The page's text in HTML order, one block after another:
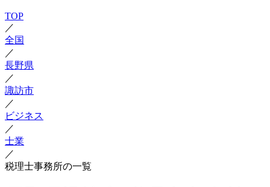
TOP
／
全国
／
長野県
／
諏訪市
／
ビジネス
／
士業
／
税理士事務所の一覧